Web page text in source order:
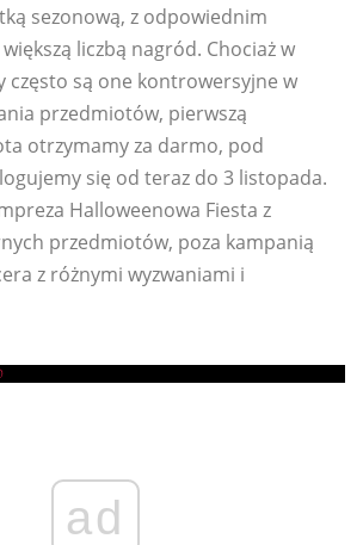
sezonową, z odpowiednim
liczbą nagród. Chociaż w
często są one kontrowersyjne w
przedmiotów, pierwszą
otrzymamy za darmo, pod
się od teraz do 3 listopada.
Halloweenowa Fiesta z
przedmiotów, poza kampanią
z różnymi wyzwaniami i
ad